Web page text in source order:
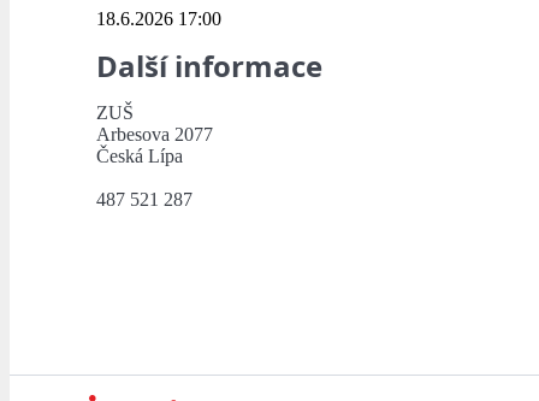
18.6.2026 17:00
Další informace
ZUŠ
Arbesova 2077
Česká Lípa
487 521 287